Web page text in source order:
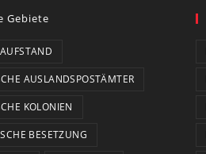
Gebiete
AUSLANDSPOSTÄMTER
KOLONIEN
BESETZUNG